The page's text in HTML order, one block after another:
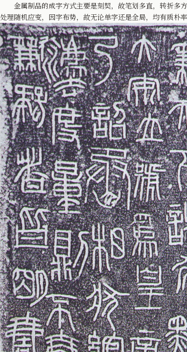
金属制品的成字方式主要是刻契，故笔划多直，转折多
处理随机应变，因字布势，故无论单字还是全局，均有质朴